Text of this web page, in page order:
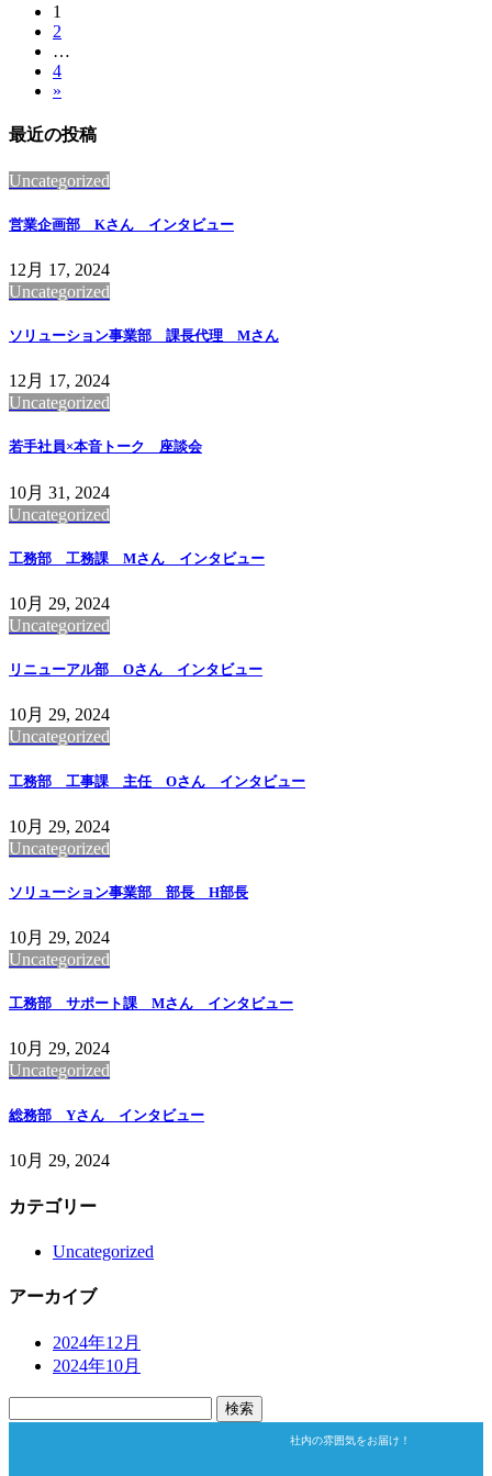
投
稿
の
ペ
ー
ジ
送
り
固
定
ペ
ー
ジ
1
固
定
ペ
ー
ジ
2
…
固
定
ー
4
»
最近の投稿
Uncategorized
営業企画部 Kさん インタビュー
12月 17, 2024
Uncategorized
ソリューション事業部 課長代理 Mさん
12月 17, 2024
Uncategorized
若手社員×本音トーク 座談会
10月 31, 2024
Uncategorized
工務部 工務課 Mさん インタビュー
10月 29, 2024
Uncategorized
リニューアル部 Oさん インタビュー
10月 29, 2024
Uncategorized
工務部 工事課 主任 Oさん インタビュー
10月 29, 2024
Uncategorized
ソリューション事業部 部長 H部長
10月 29, 2024
Uncategorized
工務部 サポート課 Mさん インタビュー
10月 29, 2024
Uncategorized
総務部 Yさん インタビュー
10月 29, 2024
カテゴリー
Uncategorized
アーカイブ
2024年12月
2024年10月
索:
社内の雰囲気をお届け！